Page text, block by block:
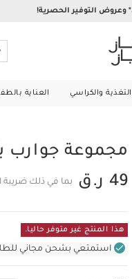
وعروض التوفير الحصرية!
التغذية والكراسي العناية
مجموعة جوارب
49 ر.ق
بما في ذلك ضريبة
هذا المنتج غير متوفر حاليا.
استمتعي بشحن مجاني للطلبات